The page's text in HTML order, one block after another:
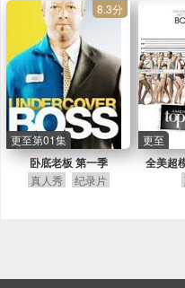
卧底老板 第一季
8.3分
更至第01集
真人秀 纪录片
全美超
更至